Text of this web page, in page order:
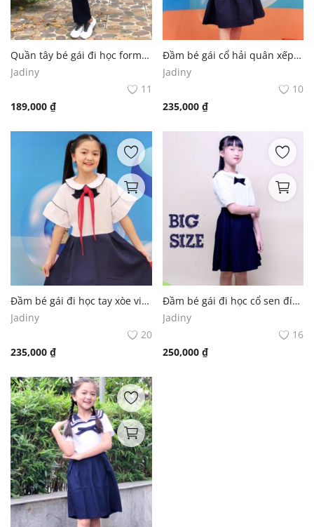
Quần tây bé gái đi học form xuông đồng phục học sinh nữ
Jadiny
11
189,000 ₫
Đầm bé gái cổ hải quân xếp li đồng phục học sinh nữ
Jadiny
10
235,000 ₫
Đầm bé gái đi học tay xòe viền đồng phục học sinh nữ
Jadiny
20
235,000 ₫
Đầm bé gái đi học cổ sen đính nơ ngực đồng phục học sinh nữ big size
Jadiny
16
250,000 ₫